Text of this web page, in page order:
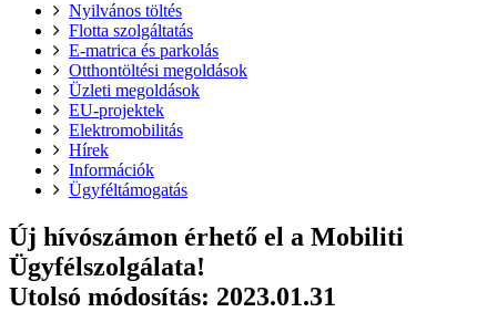
Nyilvános töltés
Flotta szolgáltatás
E-matrica és parkolás
Otthontöltési megoldások
Üzleti megoldások
EU-projektek
Elektromobilitás
Hírek
Információk
Ügyféltámogatás
Új hívószámon érhető el a Mobiliti
Ügyfélszolgálata!
Utolsó módosítás: 2023.01.31